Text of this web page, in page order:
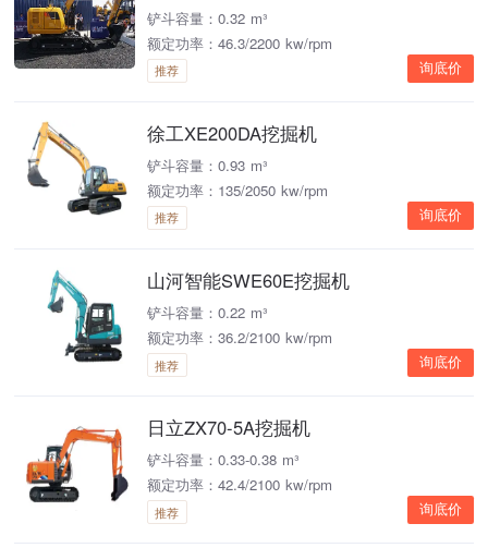
铲斗容量：0.32 m³
额定功率：46.3/2200 kw/rpm
推荐 询底价
徐工XE200DA挖掘机
铲斗容量：0.93 m³
额定功率：135/2050 kw/rpm
推荐 询底价
山河智能SWE60E挖掘机
铲斗容量：0.22 m³
额定功率：36.2/2100 kw/rpm
推荐 询底价
日立ZX70-5A挖掘机
铲斗容量：0.33-0.38 m³
额定功率：42.4/2100 kw/rpm
推荐 询底价